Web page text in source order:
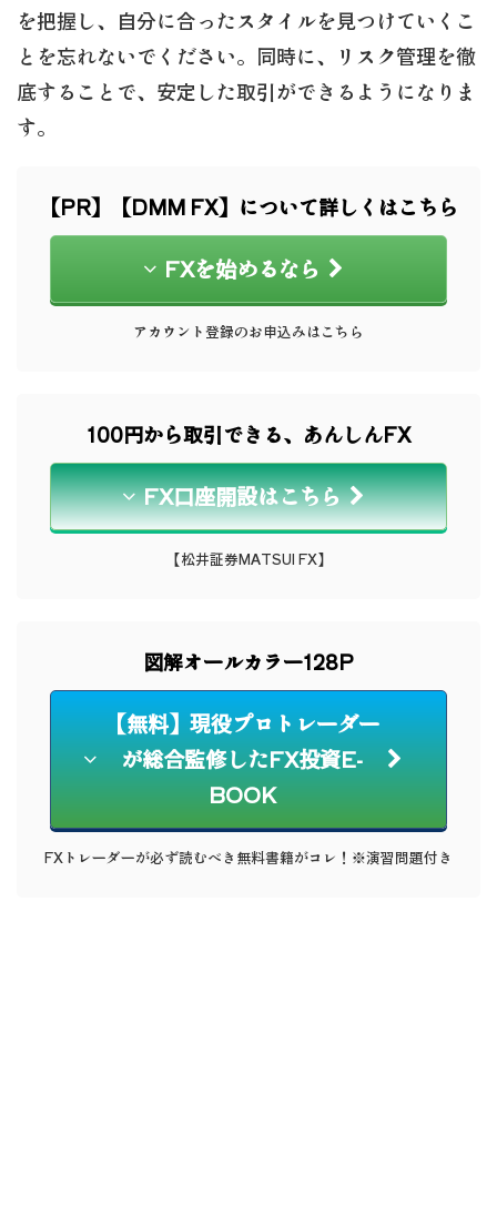
を把握し、自分に合ったスタイルを見つけていくこ
とを忘れないでください。同時に、リスク管理を徹
底することで、安定した取引ができるようになりま
す。
【PR】【DMM FX】について詳しくはこちら
FXを始めるなら
アカウント登録のお申込みはこちら
100円から取引できる、あんしんFX
FX口座開設はこちら
【松井証券MATSUI FX】
図解オールカラー128P
【無料】現役プロトレーダー
が総合監修したFX投資E-
BOOK
FXトレーダーが必ず読むべき無料書籍がコレ！※演習問題付き